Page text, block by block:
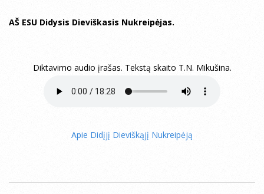
AŠ ESU Didysis Dieviškasis Nukreipėjas.
Diktavimo audio įrašas. Tekstą skaito T.N. Mikušina.
Apie Didįjį Dieviškąjį Nukreipėją